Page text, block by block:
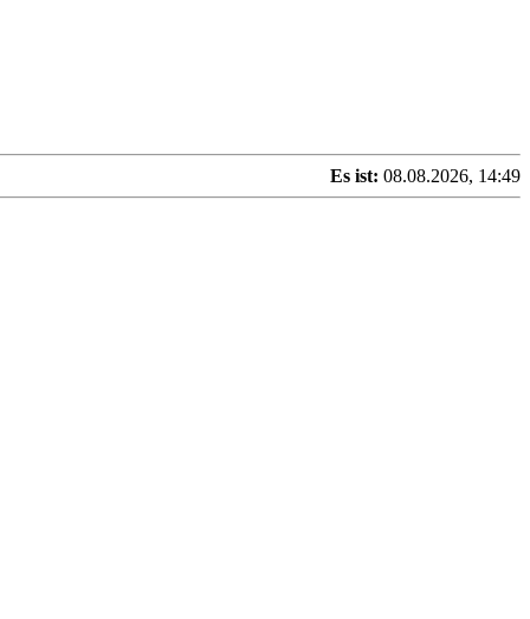
Es ist: 08.08.2026, 14:49